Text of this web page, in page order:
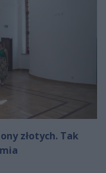
złotych. Tak